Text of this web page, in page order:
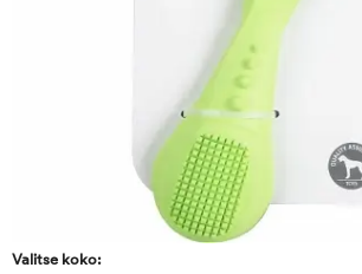
Valitse koko: